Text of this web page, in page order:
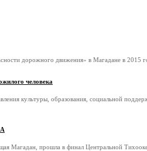
дорожного движения» в Магадане в 2015
человека
культуры, образования, социальной
Магадан, прошла в финал Центральной